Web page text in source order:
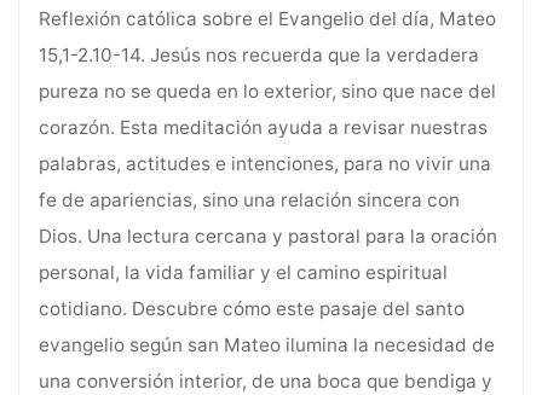
Reflexión católica sobre el Evangelio del día, Mateo
15,1-2.10-14. Jesús nos recuerda que la verdadera
pureza no se queda en lo exterior, sino que nace del
corazón. Esta meditación ayuda a revisar nuestras
palabras, actitudes e intenciones, para no vivir una
fe de apariencias, sino una relación sincera con
Dios. Una lectura cercana y pastoral para la oración
personal, la vida familiar y el camino espiritual
cotidiano. Descubre cómo este pasaje del santo
evangelio según san Mateo ilumina la necesidad de
una conversión interior, de una boca que bendiga y